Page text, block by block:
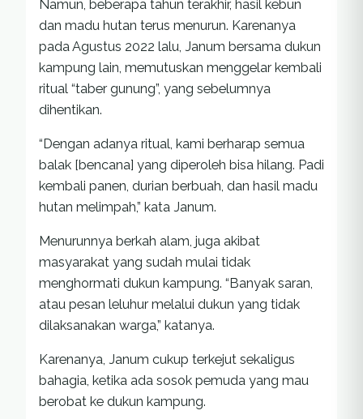
Namun, beberapa tahun terakhir, hasil kebun
dan madu hutan terus menurun. Karenanya
pada Agustus 2022 lalu, Janum bersama dukun
kampung lain, memutuskan menggelar kembali
ritual “taber gunung”, yang sebelumnya
dihentikan.
“Dengan adanya ritual, kami berharap semua
balak [bencana] yang diperoleh bisa hilang. Padi
kembali panen, durian berbuah, dan hasil madu
hutan melimpah,” kata Janum.
Menurunnya berkah alam, juga akibat
masyarakat yang sudah mulai tidak
menghormati dukun kampung. “Banyak saran,
atau pesan leluhur melalui dukun yang tidak
dilaksanakan warga,” katanya.
Karenanya, Janum cukup terkejut sekaligus
bahagia, ketika ada sosok pemuda yang mau
berobat ke dukun kampung.